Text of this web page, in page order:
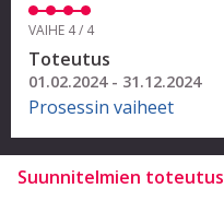
VAIHE 4 / 4
Toteutus
01.02.2024 - 31.12.2024
Prosessin vaiheet
Suunnitelmien toteutus